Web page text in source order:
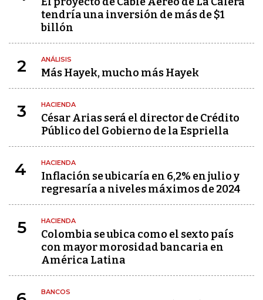
tendría una inversión de más de $1
billón
2 ANÁLISIS
Más Hayek, mucho más Hayek
3 HACIENDA
César Arias será el director de Crédito
Público del Gobierno de la Espriella
4 HACIENDA
Inflación se ubicaría en 6,2% en julio y
regresaría a niveles máximos de 2024
5 HACIENDA
Colombia se ubica como el sexto país
con mayor morosidad bancaria en
América Latina
BANCOS